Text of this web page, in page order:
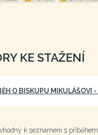
KE STAŽENÍ
O BISKUPU MIKULÁŠOVI
k seznámení s